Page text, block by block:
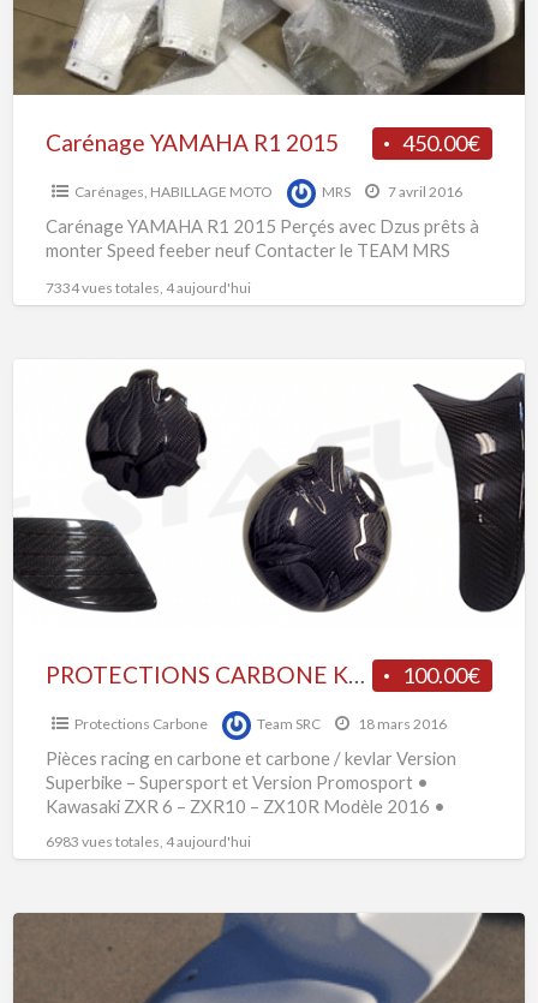
450.00€
Carénage YAMAHA R1 2015
Carénages, HABILLAGE MOTO MRS 7 avril 2016
Carénage YAMAHA R1 2015 Perçés avec Dzus prêts à
monter Speed feeber neuf Contacter le TEAM MRS
7334 vues totales, 4 aujourd'hui
PROTECTIONS
CARBONE
KEVLAR
100.00€
PROTECTIONS CARBONE KEVLAR
Protections Carbone Team SRC 18 mars 2016
Pièces racing en carbone et carbone / kevlar Version
Superbike – Supersport et Version Promosport •
Kawasaki ZXR 6 – ZXR10 – ZX10R Modèle 2016 •
6983 vues totales, 4 aujourd'hui